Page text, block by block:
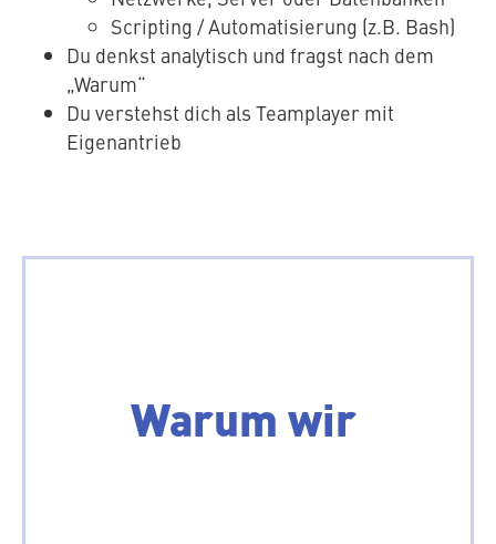
Scripting / Au­to­ma­ti­sie­rung (z.B. Bash)
Du denkst ana­ly­tisch und fragst nach dem
„Warum“
Du verstehst dich als Team­play­er mit
Eigenantrieb
Warum wir
Was du bei uns erwarten
kannst